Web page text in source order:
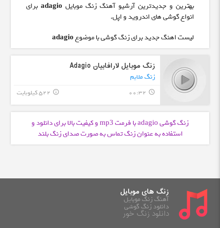
بهترین و جدیدترین آرشیو آهنگ زنگ موبایل adagio برای
انواع گوشی های اندروید و اپل.
لیست اهنگ جدید برای زنگ گوشی با موضوعadagio
زنگ موبایل لارافابیان Adagio
زنگ ملایم
query_builder
00:32 522 کیلوبایت info_outline
زنگ گوشی adagio با فرمت mp3 و کیفیت بالا برای دانلود و
استفاده به عنوان زنگ تماس به صورت صدای زنگ بلند
زنگ های موبایل
آهنگ زنگ موبایل
دانلود زنگ گوشی
دانلود زنگ خور